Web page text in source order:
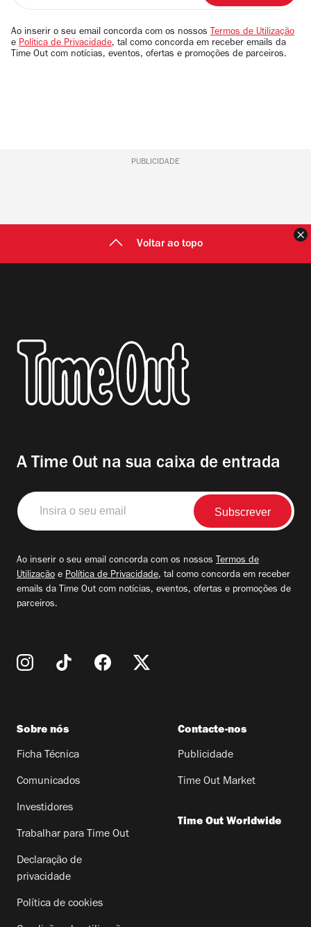
email
Ao inserir o seu email concorda com os nossos Termos de Utilização
e Política de Privacidade, tal como concorda em receber emails da
Time Out com notícias, eventos, ofertas e promoções de parceiros.
PUBLICIDADE
Voltar ao topo
A Time Out na sua caixa de entrada
Insira
o
seu
Ao inserir o seu email concorda com os nossos Termos de
Utilização e Política de Privacidade, tal como concorda em receber
emails da Time Out com notícias, eventos, ofertas e promoções de
parceiros.
Sobre nós
Ficha Técnica
Comunicados
Investidores
Trabalhar para Time Out
Declaração de
privacidade
Política de cookies
Contacte-nos
Publicidade
Time Out Market
Time Out Worldwide